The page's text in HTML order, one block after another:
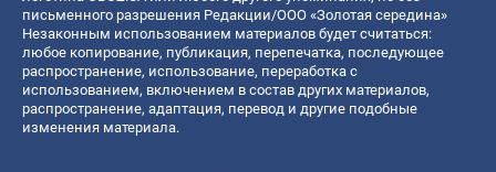
письменного разрешения Редакции/ООО «Золотая середина»
Незаконным использованием материалов будет считаться:
любое копирование, публикация, перепечатка, последующее
распространение, использование, переработка с
использованием, включением в состав других материалов,
распространение, адаптация, перевод и другие подобные
изменения материала.